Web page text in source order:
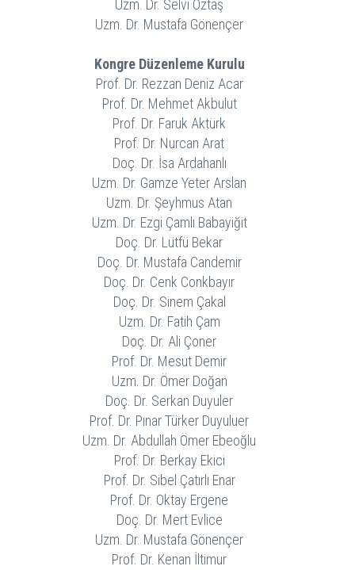
Uzm. Dr. Selvi Öztaş
Uzm. Dr. Mustafa Gönençer
Kongre Düzenleme Kurulu
Prof. Dr. Rezzan Deniz Acar
Prof. Dr. Mehmet Akbulut
Prof. Dr. Faruk Aktürk
Prof. Dr. Nurcan Arat
Doç. Dr. İsa Ardahanlı
Uzm. Dr. Gamze Yeter Arslan
Uzm. Dr. Şeyhmus Atan
Uzm. Dr. Ezgi Çamlı Babayiğit
Doç. Dr. Lütfü Bekar
Doç. Dr. Mustafa Candemir
Doç. Dr. Cenk Conkbayır
Doç. Dr. Sinem Çakal
Uzm. Dr. Fatih Çam
Doç. Dr. Ali Çoner
Prof. Dr. Mesut Demir
Uzm. Dr. Ömer Doğan
Doç. Dr. Serkan Duyuler
Prof. Dr. Pınar Türker Duyuluer
Uzm. Dr. Abdullah Ömer Ebeoğlu
Prof. Dr. Berkay Ekici
Prof. Dr. Sibel Çatırlı Enar
Prof. Dr. Oktay Ergene
Doç. Dr. Mert Evlice
Uzm. Dr. Mustafa Gönençer
Prof. Dr. Kenan İltimur